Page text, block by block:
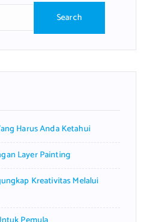
Harus Anda Ketahui
Layer Painting
Kreativitas Melalui